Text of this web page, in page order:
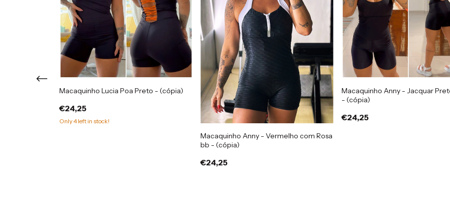
Macaquinho Lucia Poa Preto - (cópia)
€24,25
Only4 left in stock!
Macaquinho Anny - Vermelho com Rosa
bb - (cópia)
€24,25
Macaquinho Anny - Jacquar
- (cópia)
€24,25